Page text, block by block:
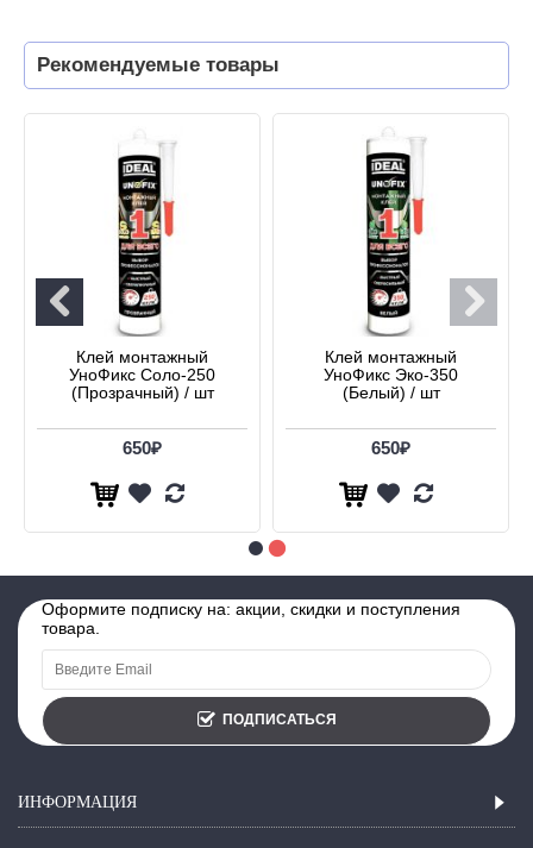
Рекомендуемые товары
Клей монтажный
УноФикс Соло-250
(Прозрачный) / шт
650₽
Клей монтажный
УноФикс Эко-350
(Белый) / шт
650₽
Оформите подписку на: акции, скидки и поступления
товара.
ПОДПИСАТЬСЯ
ИНФОРМАЦИЯ